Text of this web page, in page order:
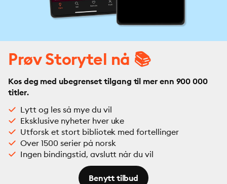
Prøv Storytel nå 📚
Kos deg med ubegrenset tilgang til mer enn 900 000
titler.
Lytt og les så mye du vil
Eksklusive nyheter hver uke
Utforsk et stort bibliotek med fortellinger
Over 1500 serier på norsk
Ingen bindingstid, avslutt når du vil
Benytt tilbud